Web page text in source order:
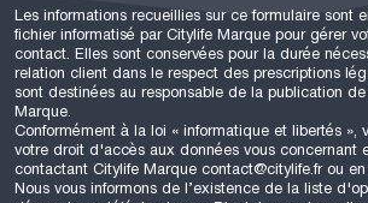
Les informations recueillies sur ce formulaire sont
fichier informatisé par Citylife Marque pour gérer
contact. Elles sont conservées pour la durée
relation client dans le respect des prescriptions
sont destinées au responsable de la publication
Marque.
Conformément à la loi « informatique et libertés »,
votre droit d'accès aux données vous concernant
contactant Citylife Marque contact@citylife.fr ou
Nous vous informons de l’existence de la liste